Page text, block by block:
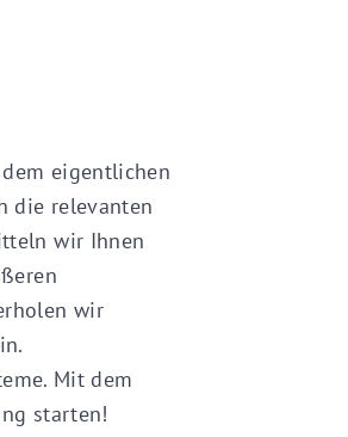
eigentlichen
die relevanten
wir Ihnen
wir
Mit dem
starten!